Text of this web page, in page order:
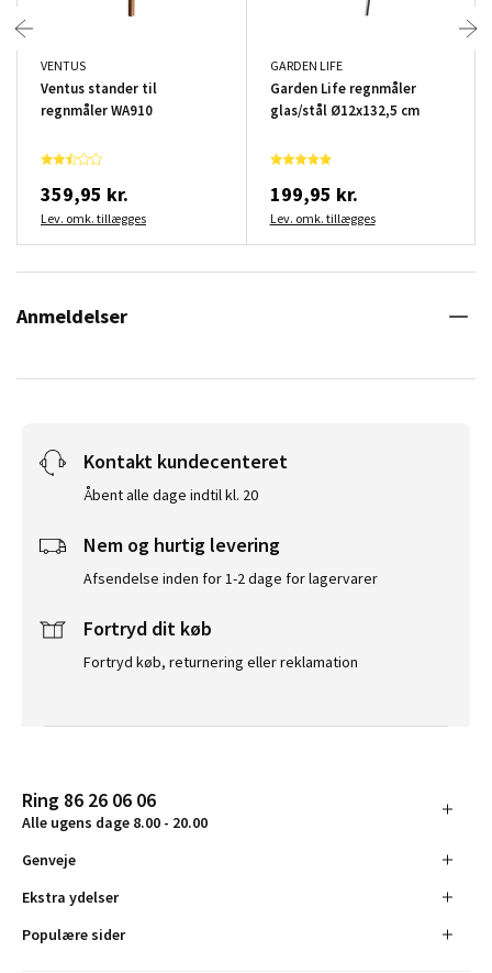
VENTUS
Ventus stander til
regnmåler WA910
359,95 kr.
Lev. omk. tillægges
GARDEN LIFE
Garden Life regnmåler
glas/stål Ø12x132,5 cm
199,95 kr.
Lev. omk. tillægges
Anmeldelser
Kontakt kundecenteret
Åbent alle dage indtil kl. 20
Nem og hurtig levering
Afsendelse inden for 1-2 dage for lagervarer
Fortryd dit køb
Fortryd køb, returnering eller reklamation
Ring 86 26 06 06
Alle ugens dage 8.00 - 20.00
Genveje
Ekstra ydelser
Populære sider